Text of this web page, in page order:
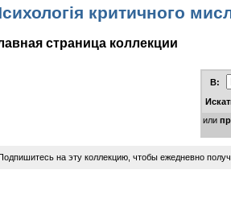
критичного
страница коллекции
В:
или
на эту коллекцию, чтобы ежедневно